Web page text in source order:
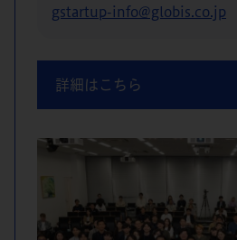
gstartup-info@globis.co.jp
詳細はこちら